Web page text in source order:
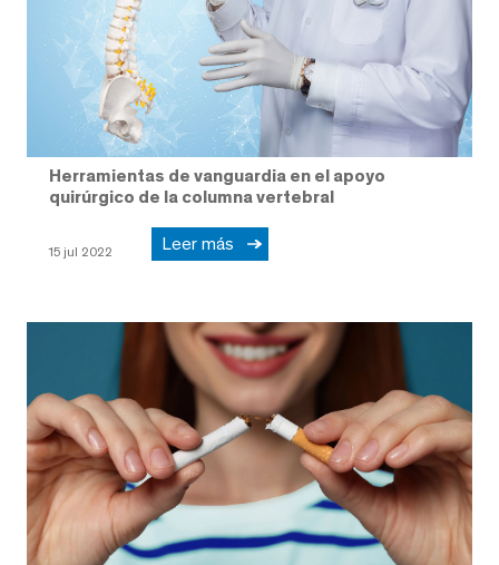
Herramientas de vanguardia en el apoyo
quirúrgico de la columna vertebral
15 jul 2022 Leer más